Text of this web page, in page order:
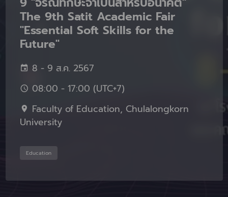
The 9th Satit Academic Fair
"Essential Soft Skills for the
Future"
8 - 9 ส.ค. 2567
08:00 - 17:00 (UTC+7)
Faculty of Education, Chulalongkorn
University
Education